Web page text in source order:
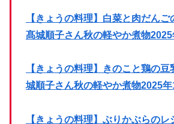
【きょうの料理】白菜と肉だん
髙城順子さん秋の軽やか煮物2025
【きょうの料理】きのこと鶏の
城順子さん秋の軽やか煮物2025年
【きょうの料理】ぶりかぶらの